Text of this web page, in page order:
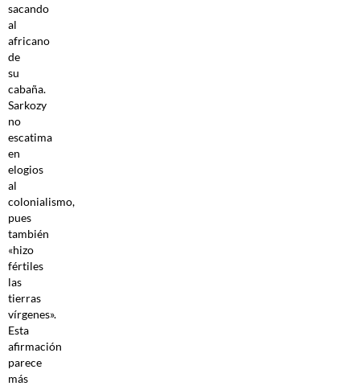
sacando
al
africano
de
su
cabaña.
Sarkozy
no
escatima
en
elogios
al
colonialismo,
pues
también
«hizo
fértiles
las
tierras
vírgenes».
Esta
afirmación
parece
más